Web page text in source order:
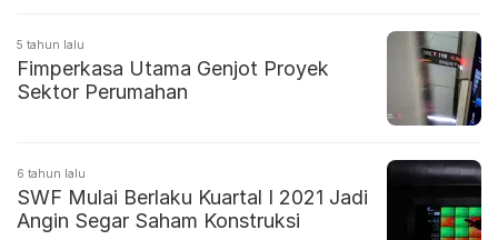
5 tahun lalu
Fimperkasa Utama Genjot Proyek
Sektor Perumahan
6 tahun lalu
SWF Mulai Berlaku Kuartal I 2021 Jadi
Angin Segar Saham Konstruksi